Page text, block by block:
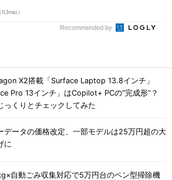
）
Recommended by
X2搭載「Surface Laptop 13.8インチ」
Pro 13インチ」はCopilot+ PCの“完成形”？
っくりとチェックしてみた
データの価格改定、一部モデルは25万円超の大
に
自動ごみ収集対応で5万円台のペン型掃除機